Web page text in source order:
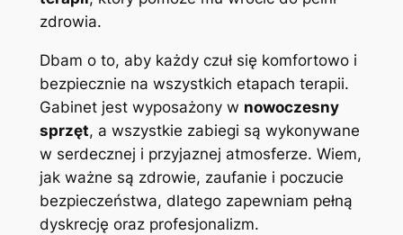
zdrowia.
Dbam o to, aby każdy czuł się komfortowo i
bezpiecznie na wszystkich etapach terapii.
Gabinet jest wyposażony w nowoczesny
sprzęt, a wszystkie zabiegi są wykonywane
w serdecznej i przyjaznej atmosferze. Wiem,
jak ważne są zdrowie, zaufanie i poczucie
bezpieczeństwa, dlatego zapewniam pełną
dyskrecję oraz profesjonalizm.